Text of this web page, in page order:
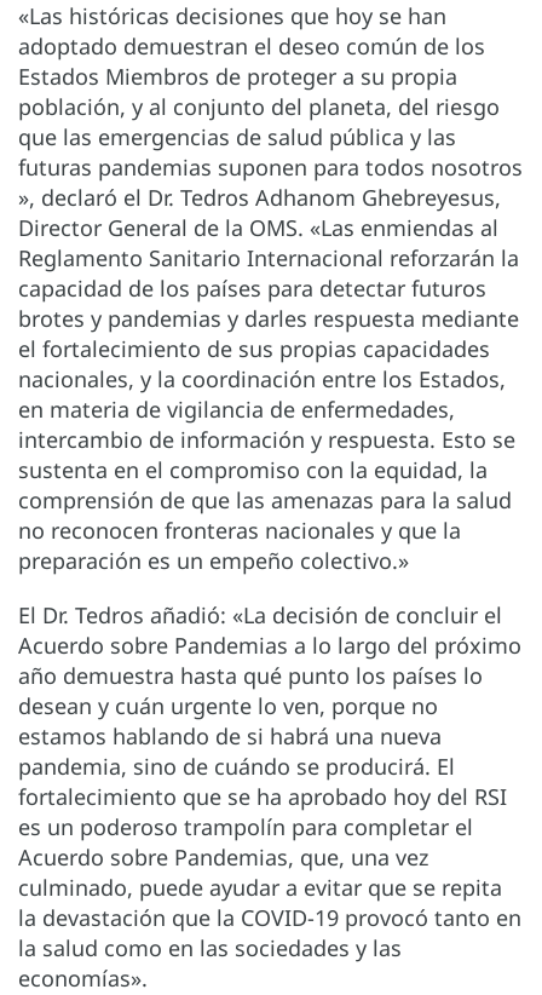
«Las históricas decisiones que hoy se han
adoptado demuestran el deseo común de los
Estados Miembros de proteger a su propia
población, y al conjunto del planeta, del riesgo
que las emergencias de salud pública y las
futuras pandemias suponen para todos nosotros
», declaró el Dr. Tedros Adhanom Ghebreyesus,
Director General de la OMS. «Las enmiendas al
Reglamento Sanitario Internacional reforzarán la
capacidad de los países para detectar futuros
brotes y pandemias y darles respuesta mediante
el fortalecimiento de sus propias capacidades
nacionales, y la coordinación entre los Estados,
en materia de vigilancia de enfermedades,
intercambio de información y respuesta. Esto se
sustenta en el compromiso con la equidad, la
comprensión de que las amenazas para la salud
no reconocen fronteras nacionales y que la
preparación es un empeño colectivo.»
El Dr. Tedros añadió: «La decisión de concluir el
Acuerdo sobre Pandemias a lo largo del próximo
año demuestra hasta qué punto los países lo
desean y cuán urgente lo ven, porque no
estamos hablando de si habrá una nueva
pandemia, sino de cuándo se producirá. El
fortalecimiento que se ha aprobado hoy del RSI
es un poderoso trampolín para completar el
Acuerdo sobre Pandemias, que, una vez
culminado, puede ayudar a evitar que se repita
la devastación que la COVID-19 provocó tanto en
la salud como en las sociedades y las
economías».